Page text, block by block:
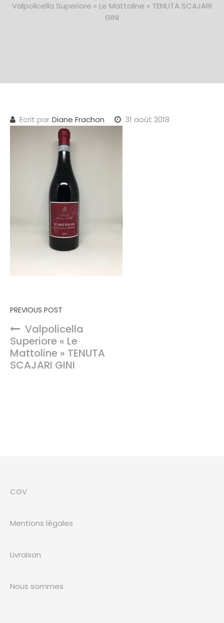
Valpolicella Superiore « Le Mattoline » TENUTA SCAJARI
GINI
Ecrit par Diane Frachon 31 août 2018
Navigation de l’article
PREVIOUS POST
Valpolicella
Superiore « Le
Mattoline » TENUTA
SCAJARI GINI
CGV
Mentions légales
Livraison
Nous sommes